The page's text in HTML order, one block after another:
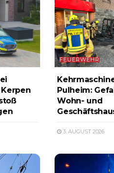
FEUERWEHR
Pulheim:
Wohn- und
3. AUGUST 2026